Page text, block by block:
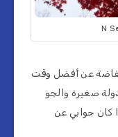
عن أفضل وقت
صغيرة والجو
كان جوابي عن